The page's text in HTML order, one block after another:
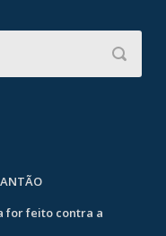
for feito contra a